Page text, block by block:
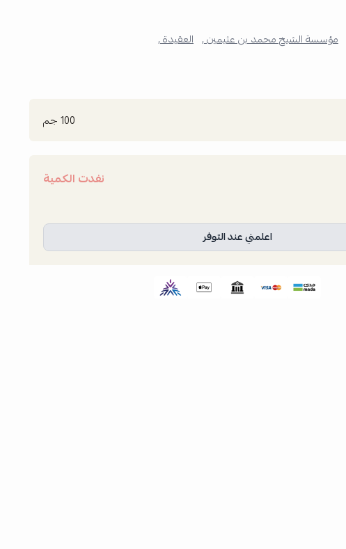
مؤسسة الشيخ محمد بن عثيمين , العقيدة ,
100 جم
نفدت الكمية
اعلمني عند التوفر